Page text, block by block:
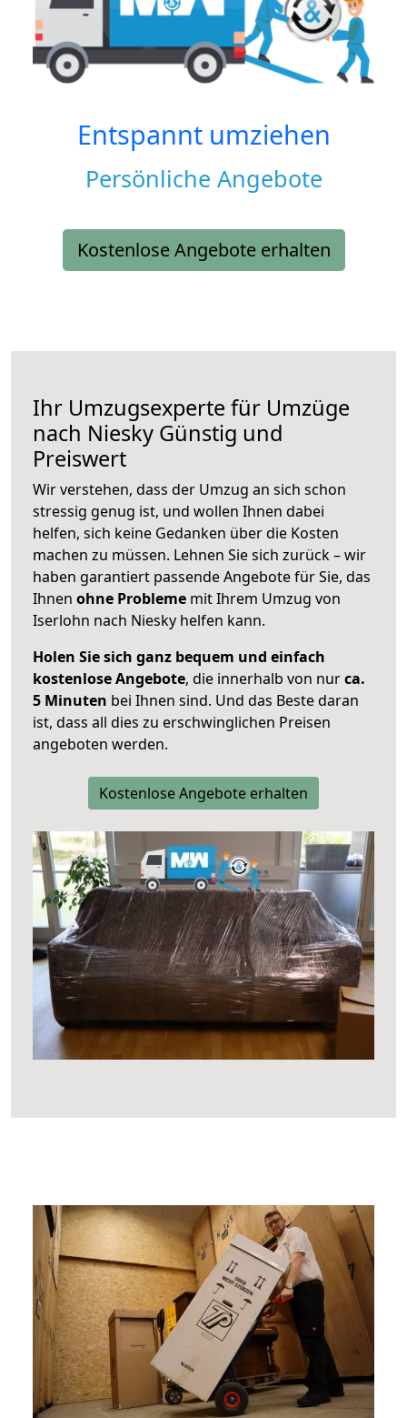
Entspannt umziehen
Persönliche Angebote
Kostenlose Angebote erhalten
Ihr Umzugsexperte für Umzüge
nach Niesky Günstig und
Preiswert
Wir verstehen, dass der Umzug an sich schon
stressig genug ist, und wollen Ihnen dabei
helfen, sich keine Gedanken über die Kosten
machen zu müssen. Lehnen Sie sich zurück – wir
haben garantiert passende Angebote für Sie, das
Ihnen ohne Probleme mit Ihrem Umzug von
Iserlohn nach Niesky helfen kann.
Holen Sie sich ganz bequem und einfach
kostenlose Angebote, die innerhalb von nurca.
5 Minuten bei Ihnen sind. Und das Beste daran
ist, dass all dies zu erschwinglichen Preisen
angeboten werden.
Kostenlose Angebote erhalten